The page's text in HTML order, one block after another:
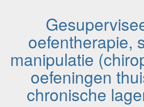
oefentherapie,
manipulatie
oefeningen
chronische